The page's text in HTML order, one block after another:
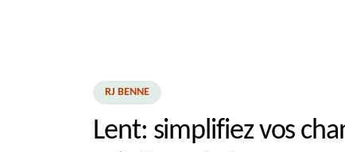
RJ BENNE
Lent: simplifiez vos